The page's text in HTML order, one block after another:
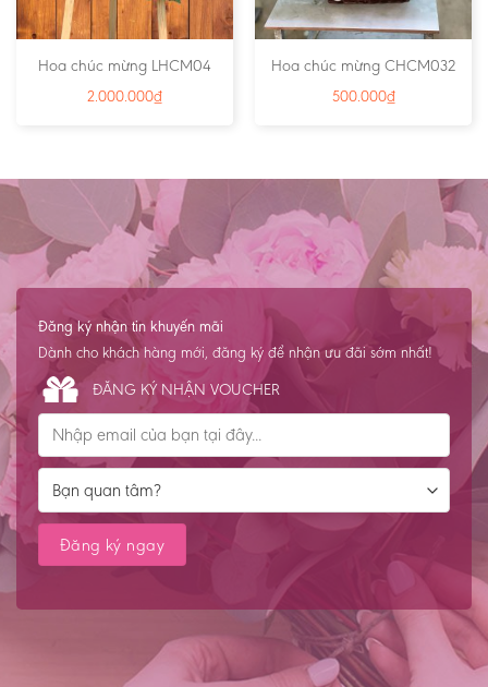
Hoa chúc mừng LHCM04
2.000.000₫
Hoa chúc mừng CHCM032
500.000₫
Đăng ký nhận tin khuyến mãi
Dành cho khách hàng mới, đăng ký để nhận ưu đãi sớm nhất!
ĐĂNG KÝ NHẬN VOUCHER